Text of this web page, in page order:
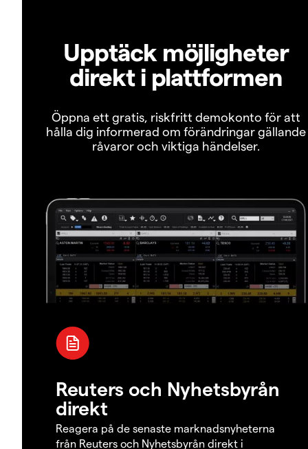
Upptäck möjligheter
direkt i plattformen
Öppna ett gratis, riskfritt demokonto för att
hålla dig informerad om förändringar gällande
råvaror och viktiga händelser.
Reuters och Nyhetsbyrån
direkt
Reagera på de senaste marknadsnyheterna
från Reuters och Nyhetsbyrån direkt i